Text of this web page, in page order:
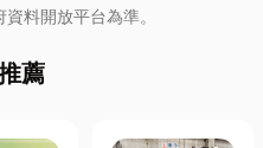
料開放平台為準。
薦